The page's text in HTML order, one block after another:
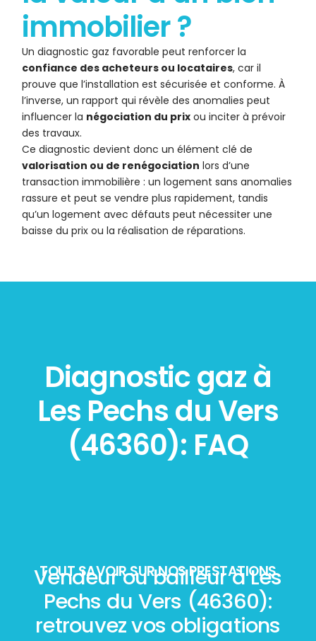
immobilier ?
Un diagnostic gaz favorable peut renforcer la
confiance des acheteurs ou locataires, car il
prouve que l’installation est sécurisée et conforme. À
l’inverse, un rapport qui révèle des anomalies peut
influencer la négociation du prix ou inciter à prévoir
des travaux.
Ce diagnostic devient donc un élément clé de
valorisation ou de renégociation lors d’une
transaction immobilière : un logement sans anomalies
rassure et peut se vendre plus rapidement, tandis
qu’un logement avec défauts peut nécessiter une
baisse du prix ou la réalisation de réparations.
Diagnostic gaz à
Les Pechs du Vers
(46360): FAQ
TOUT SAVOIR SUR NOS PRESTATIONS
Vendeur ou bailleur à Les
Pechs du Vers (46360):
retrouvez vos obligations